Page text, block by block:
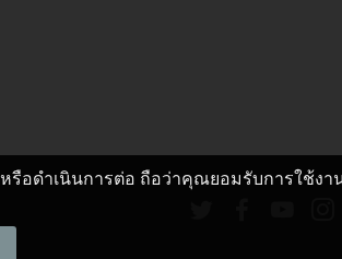
รือดำเนินการต่อ ถือว่าคุณยอมรับการใช้งา